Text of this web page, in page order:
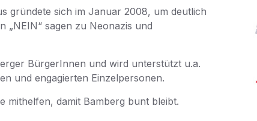
gründete sich im Januar 2008, um deutlich
„NEIN“ sagen zu Neonazis und
BürgerInnen und wird unterstützt u.a.
und engagierten Einzelpersonen.
mithelfen, damit Bamberg bunt bleibt.